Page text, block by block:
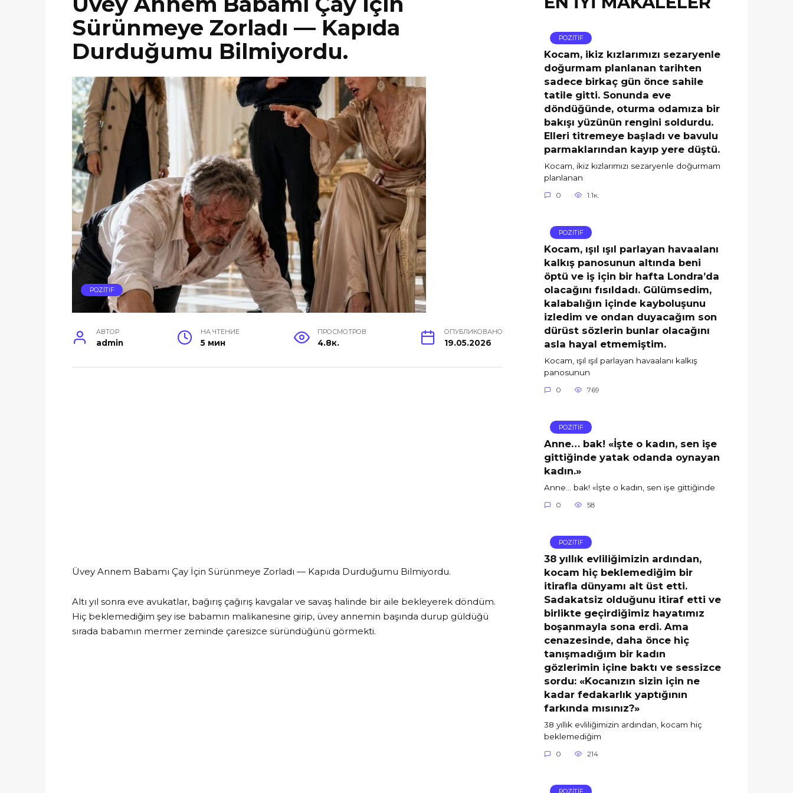
Sürünmeye Zorladı — Kapıda
Durduğumu Bilmiyordu.
POZİTİF
АВТОР
admin
НА ЧТЕНИЕ
5 мин
ПРОСМОТРОВ
4.8к.
ОПУБЛИКОВАНО
19.05.2026
Üvey Annem Babamı Çay İçin Sürünmeye Zorladı — Kapıda Durduğumu Bilmiyordu.
Altı yıl sonra eve avukatlar, bağırış çağırış kavgalar ve savaş halinde bir aile bekleyerek döndüm.
Hiç beklemediğim şey ise babamın malikanesine girip, üvey annemin başında durup güldüğü
sırada babamın mermer zeminde çaresizce süründüğünü görmekti.
POZİTİF
Kocam, ikiz kızlarımızı sezaryenle
doğurmam planlanan tarihten
sadece birkaç gün önce sahile
tatile gitti. Sonunda eve
döndüğünde, oturma odamıza bir
bakışı yüzünün rengini soldurdu.
Elleri titremeye başladı ve bavulu
parmaklarından kayıp yere düştü.
Kocam, ikiz kızlarımızı sezaryenle doğurmam
planlanan
0 1.1к.
POZİTİF
Kocam, ışıl ışıl parlayan havaalanı
kalkış panosunun altında beni
öptü ve iş için bir hafta Londra’da
olacağını fısıldadı. Gülümsedim,
kalabalığın içinde kayboluşunu
izledim ve ondan duyacağım son
dürüst sözlerin bunlar olacağını
asla hayal etmemiştim.
Kocam, ışıl ışıl parlayan havaalanı kalkış
panosunun
0 769
POZİTİF
Anne… bak! «İşte o kadın, sen işe
gittiğinde yatak odanda oynayan
kadın.»
Anne… bak! «İşte o kadın, sen işe gittiğinde
0 58
POZİTİF
38 yıllık evliliğimizin ardından,
kocam hiç beklemediğim bir
itirafla dünyamı alt üst etti.
Sadakatsiz olduğunu itiraf etti ve
birlikte geçirdiğimiz hayatımız
boşanmayla sona erdi. Ama
cenazesinde, daha önce hiç
tanışmadığım bir kadın
gözlerimin içine baktı ve sessizce
sordu: «Kocanızın sizin için ne
kadar fedakarlık yaptığının
farkında mısınız?»
38 yıllık evliliğimizin ardından, kocam hiç
beklemediğim
0 214
POZİTİF